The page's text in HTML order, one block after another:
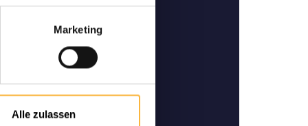
Marketing
Alle zulassen
Bienen.